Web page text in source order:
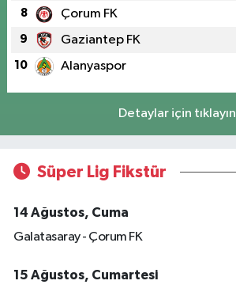
8 Çorum FK
9 Gaziantep FK
10 Alanyaspor
Detaylar için tıklayın
Süper Lig Fikstür
14 Ağustos, Cuma
Galatasaray - Çorum FK
15 Ağustos, Cumartesi